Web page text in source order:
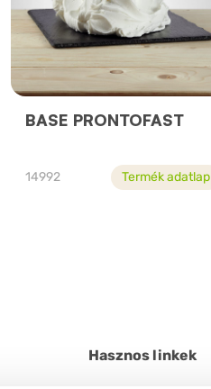
BASE PRONTOFAST
14992 Termék adatlap
Hasznos linkek